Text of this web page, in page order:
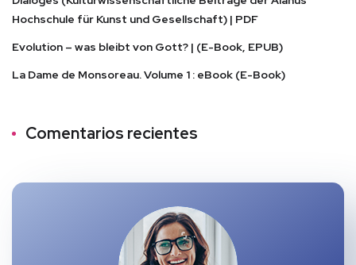
Hochschule für Kunst und Gesellschaft) | PDF
Evolution – was bleibt von Gott? | (E-Book, EPUB)
La Dame de Monsoreau. Volume 1 : eBook (E-Book)
Comentarios recientes